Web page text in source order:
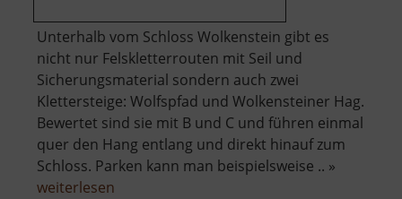
Unterhalb vom Schloss Wolkenstein gibt es
nicht nur Felskletterrouten mit Seil und
Sicherungsmaterial sondern auch zwei
Klettersteige: Wolfspfad und Wolkensteiner Hag.
Bewertet sind sie mit B und C und führen einmal
quer den Hang entlang und direkt hinauf zum
Schloss. Parken kann man beispielsweise .. »
weiterlesen